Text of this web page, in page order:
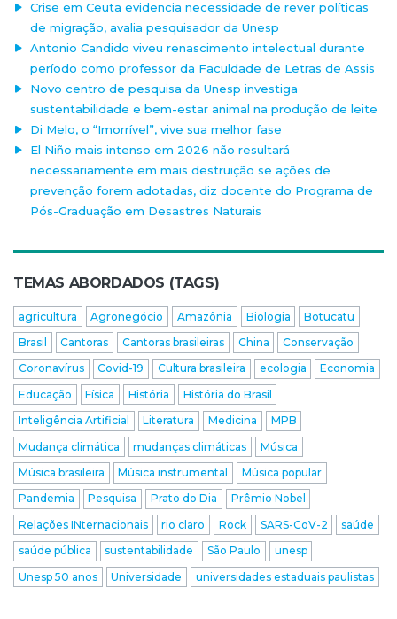
Crise em Ceuta evidencia necessidade de rever políticas
de migração, avalia pesquisador da Unesp
Antonio Candido viveu renascimento intelectual durante
período como professor da Faculdade de Letras de Assis
Novo centro de pesquisa da Unesp investiga
sustentabilidade e bem-estar animal na produção de leite
Di Melo, o “Imorrível”, vive sua melhor fase
El Niño mais intenso em 2026 não resultará
necessariamente em mais destruição se ações de
prevenção forem adotadas, diz docente do Programa de
Pós-Graduação em Desastres Naturais
TEMAS ABORDADOS (TAGS)
agricultura Agronegócio Amazônia Biologia
Botucatu
Brasil
Cantoras Cantoras brasileiras China
Conservação
Coronavírus
Covid-19 Cultura brasileira ecologia
Economia
Educação
Física História
História do Brasil
Inteligência Artificial
Literatura Medicina
MPB
Mudança climática
mudanças climáticas
Música
Música brasileira
Música instrumental
Música popular
Pandemia
Pesquisa Prato do Dia
Prêmio Nobel
Relações INternacionais
rio claro Rock SARS-CoV-2
saúde
saúde pública
sustentabilidade São Paulo
unesp
Unesp 50 anos
Universidade universidades estaduais paulistas